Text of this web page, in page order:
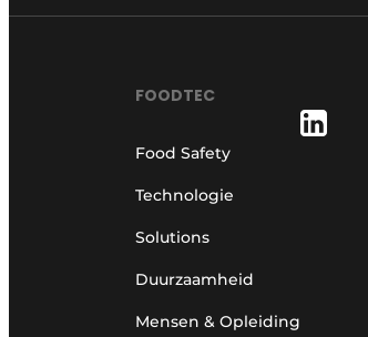
FOODTEC
Food Safety
Technologie
Solutions
Duurzaamheid
Mensen & Opleiding